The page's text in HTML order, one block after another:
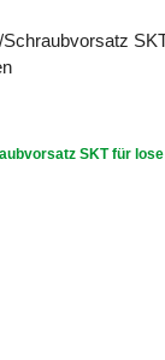
SKT für lose